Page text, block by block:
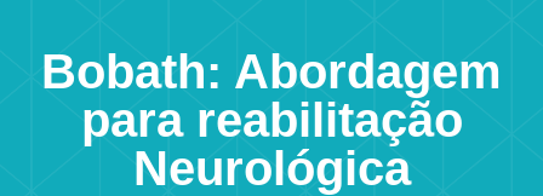
Bobath: Abordagem
para reabilitação
Neurológica